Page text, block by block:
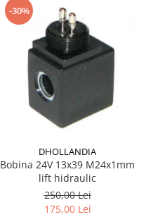
-30%
DHOLLANDIA
Bobina 24V 13x39 M24x1mm
lift hidraulic
250,00 Lei
175,00 Lei